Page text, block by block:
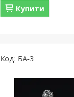
Купити
БА-3